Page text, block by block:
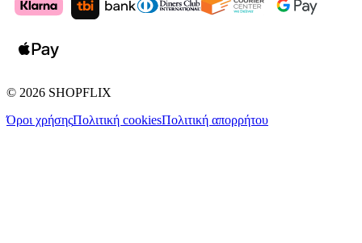
© 2026 SHOPFLIX
Όροι χρήσηςΠολιτική cookiesΠολιτική απορρήτου